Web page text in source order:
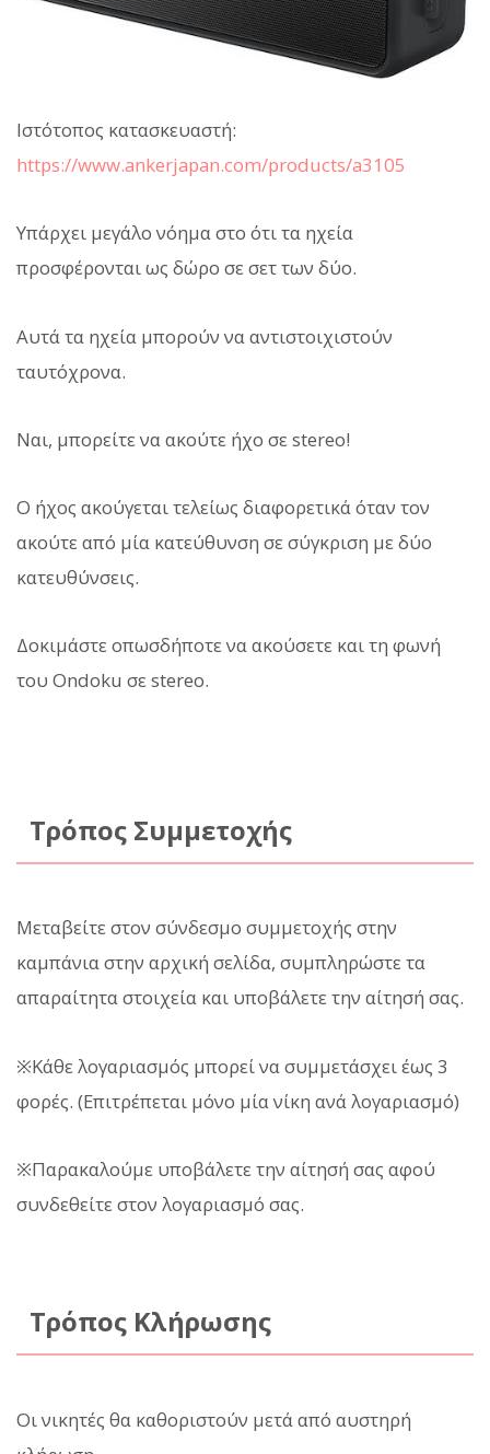
Ιστότοπος κατασκευαστή:
https://www.ankerjapan.com/products/a3105
Υπάρχει μεγάλο νόημα στο ότι τα ηχεία
προσφέρονται ως δώρο σε σετ των δύο.
Αυτά τα ηχεία μπορούν να αντιστοιχιστούν
ταυτόχρονα.
Ναι, μπορείτε να ακούτε ήχο σε stereo!
Ο ήχος ακούγεται τελείως διαφορετικά όταν τον
ακούτε από μία κατεύθυνση σε σύγκριση με δύο
κατευθύνσεις.
Δοκιμάστε οπωσδήποτε να ακούσετε και τη φωνή
του Ondoku σε stereo.
Τρόπος Συμμετοχής
Μεταβείτε στον σύνδεσμο συμμετοχής στην
καμπάνια στην αρχική σελίδα, συμπληρώστε τα
απαραίτητα στοιχεία και υποβάλετε την αίτησή σας.
※Κάθε λογαριασμός μπορεί να συμμετάσχει έως 3
φορές. (Επιτρέπεται μόνο μία νίκη ανά λογαριασμό)
※Παρακαλούμε υποβάλετε την αίτησή σας αφού
συνδεθείτε στον λογαριασμό σας.
Τρόπος Κλήρωσης
Οι νικητές θα καθοριστούν μετά από αυστηρή